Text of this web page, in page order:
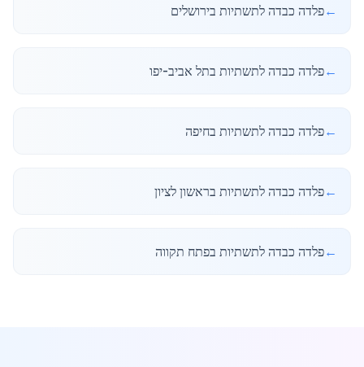
←פלדה כבדה לתשתיות בירושלים
←פלדה כבדה לתשתיות בתל אביב-יפו
←פלדה כבדה לתשתיות בחיפה
←פלדה כבדה לתשתיות בראשון לציון
←פלדה כבדה לתשתיות בפתח תקווה